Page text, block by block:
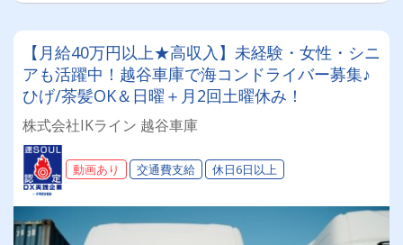
【月給40万円以上★高収入】未経験・女性・シニ
アも活躍中！越谷車庫で海コンドライバー募集♪
ひげ/茶髪OK＆日曜＋月2回土曜休み！
株式会社IKライン 越谷車庫
動画あり 交通費支給 休日6日以上